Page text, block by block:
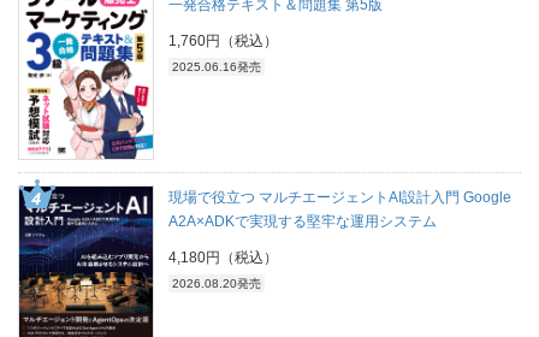
一発合格テキスト＆問題集 第5版
1,760円（税込）
2025.06.16発売
現場で役立つ マルチエージェントAI設計入門 Google
A2A×ADKで実現する堅牢な運用システム
4,180円（税込）
2026.08.20発売